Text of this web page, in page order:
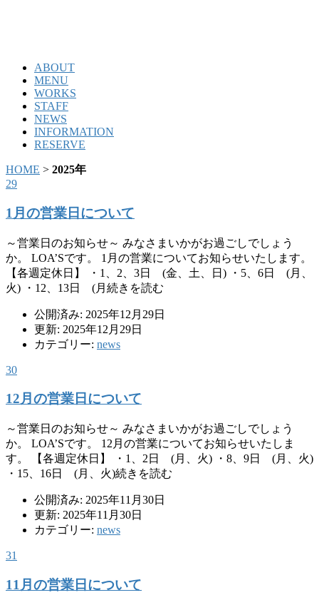
ABOUT
MENU
WORKS
STAFF
NEWS
INFORMATION
RESERVE
HOME > 2025年
29
1月の営業日について
～営業日のお知らせ～ みなさまいかがお過ごしでしょう
か。 LOA’Sです。 1月の営業についてお知らせいたします。
【各週定休日】 ・1、2、3日 (金、土、日) ・5、6日 (月、
火) ・12、13日 (月続きを読む
公開済み: 2025年12月29日
更新: 2025年12月29日
カテゴリー: news
30
12月の営業日について
～営業日のお知らせ～ みなさまいかがお過ごしでしょう
か。 LOA’Sです。 12月の営業についてお知らせいたしま
す。 【各週定休日】 ・1、2日 (月、火) ・8、9日 (月、火)
・15、16日 (月、火)続きを読む
公開済み: 2025年11月30日
更新: 2025年11月30日
カテゴリー: news
31
11月の営業日について